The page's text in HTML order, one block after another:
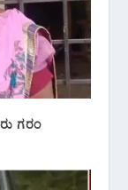
ಗರಂ